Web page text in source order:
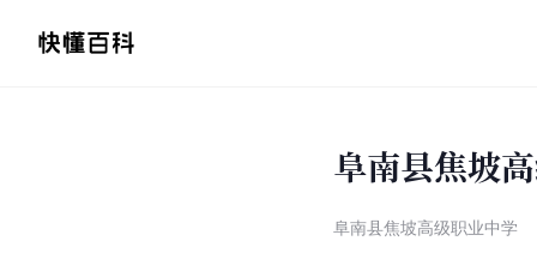
阜南县焦坡
阜南县焦坡高级职业中学